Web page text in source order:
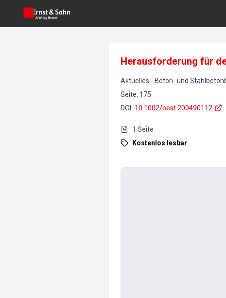
Herausforderung für
Aktuelles - Beton- und
Seite: 175
DOI : 10.1002/best.200490112
1 Seite
Kostenlos lesbar